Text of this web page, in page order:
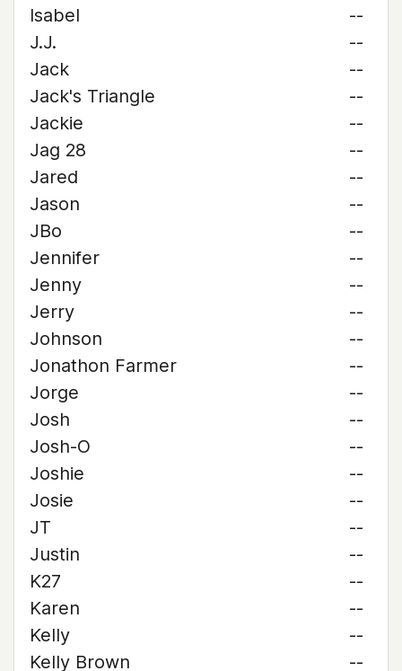
Isabel
--
J.J.
--
Jack
--
Jack's Triangle
--
Jackie
--
Jag 28
--
Jared
--
Jason
--
JBo
--
Jennifer
--
Jenny
--
Jerry
--
Johnson
--
Jonathon Farmer
--
Jorge
--
Josh
--
Josh-O
--
Joshie
--
Josie
--
JT
--
Justin
--
K27
--
Karen
--
Kelly
--
Kelly Brown
--